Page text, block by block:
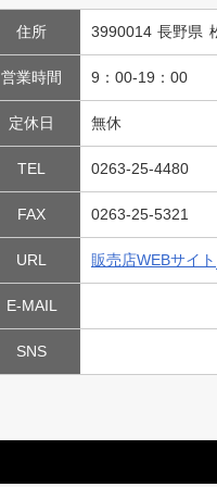
住所 3990014 長野県
営業時間 9：00-19：00
定休日 無休
TEL 0263-25-4480
FAX 0263-25-5321
URL 販売店WEBサイト
E-MAIL
SNS